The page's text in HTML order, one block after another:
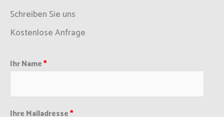
Schreiben Sie uns
Kostenlose Anfrage
Ihr Name
Ihre Mailadresse